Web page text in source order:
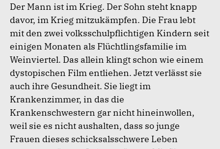
Der Mann ist im Krieg. Der Sohn steht knapp
davor, im Krieg mitzukämpfen. Die Frau lebt
mit den zwei volksschulpflichtigen Kindern seit
einigen Monaten als Flüchtlingsfamilie im
Weinviertel. Das allein klingt schon wie einem
dystopischen Film entliehen. Jetzt verlässt sie
auch ihre Gesundheit. Sie liegt im
Krankenzimmer, in das die
Krankenschwestern gar nicht hineinwollen,
weil sie es nicht aushalten, dass so junge
Frauen dieses schicksalsschwere Leben